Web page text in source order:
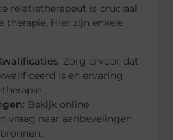
relatietherapeut is cruciaal
therapie. Hier zijn enkele
: Zorg ervoor dat
is en ervaring
: Bekijk online
vraag naar aanbevelingen